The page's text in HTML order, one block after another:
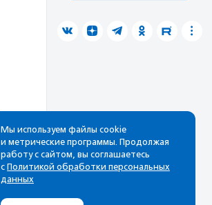
Мы используем файлы cookie
и метрические программы. Продолжая
работу с сайтом, вы соглашаетесь
с Политикой обработки персональных
данных